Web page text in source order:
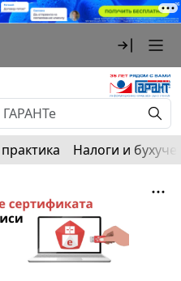
Налоги и